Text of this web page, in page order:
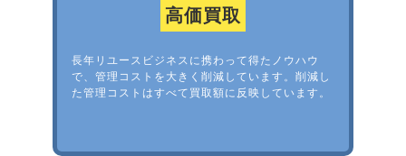
高価買取
長年リユースビジネスに携わって得たノウハウ
で、管理コストを大きく削減しています。削減し
た管理コストはすべて買取額に反映しています。